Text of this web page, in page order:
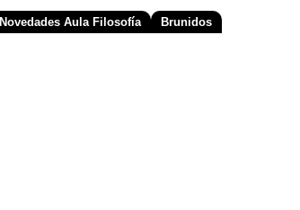
Novedades Aula Filosofía Brunidos